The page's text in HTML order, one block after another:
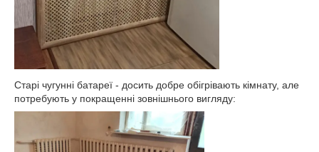
Старі чугунні батареї - досить добре обігрівають кімнату, але
потребують у покращенні зовнішнього вигляду: